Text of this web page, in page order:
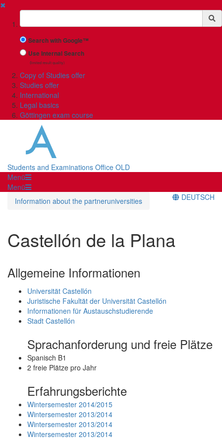
✖
Suchbegriff
Search with Google™
Use Internal Search
(limited result quality)
Copy of Studies offer
Studies offer
International
Legal basics
Göttingen exam course
Students and Examinations Office OLD
Menü
Menü
Information about the partneruniversities
DEUTSCH
Castellón de la Plana
Allgemeine Informationen
Universität Castellón
Juristische Fakultät der Universität Castellón
Informationen für Austauschstudierende
Stadt Castellón
Sprachanforderung und freie Plätze
Spanisch B1
2 freie Plätze pro Jahr
Erfahrungsberichte
Wintersemester 2014/2015
Wintersemester 2013/2014
Wintersemester 2013/2014
Wintersemester 2013/2014